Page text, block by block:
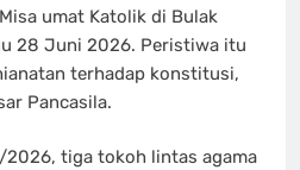
umat Katolik di Bulak
28 Juni 2026. Peristiwa itu
terhadap konstitusi,
Pancasila.
2026, tiga tokoh lintas agama